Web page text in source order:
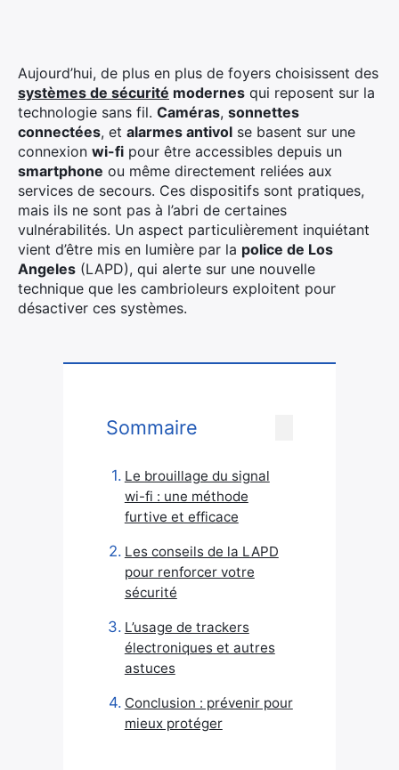
Aujourd’hui, de plus en plus de foyers choisissent des
systèmes de sécurité modernes qui reposent sur la
technologie sans fil. Caméras, sonnettes
connectées, et alarmes antivol se basent sur une
connexion wi-fi pour être accessibles depuis un
smartphone ou même directement reliées aux
services de secours. Ces dispositifs sont pratiques,
mais ils ne sont pas à l’abri de certaines
vulnérabilités. Un aspect particulièrement inquiétant
vient d’être mis en lumière par la police de Los
Angeles (LAPD), qui alerte sur une nouvelle
technique que les cambrioleurs exploitent pour
désactiver ces systèmes.
Sommaire
Le brouillage du signal
wi-fi : une méthode
furtive et efficace
Les conseils de la LAPD
pour renforcer votre
sécurité
L’usage de trackers
électroniques et autres
astuces
Conclusion : prévenir pour
mieux protéger